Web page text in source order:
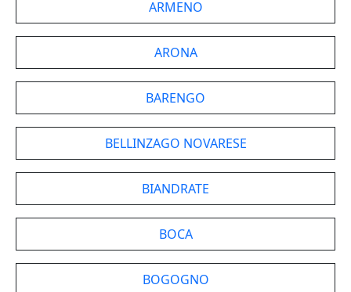
ARMENO
ARONA
BARENGO
BELLINZAGO NOVARESE
BIANDRATE
BOCA
BOGOGNO